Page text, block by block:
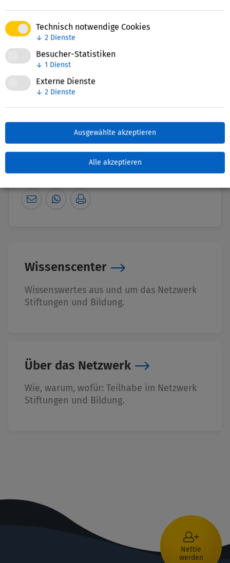
Technisch notwendige Cookies
↓ 2 Dienste
Besucher-Statistiken
↓ 1 Dienst
Externe Dienste
↓ 2 Dienste
Ausgewählte akzeptieren
Alle akzeptieren
Akzeptieren
Nettie-Finder
Zuletzt bearbeitet: 04. November 2025
Wissenscenter
Wissenswertes aus und um das Netzwerk
Stiftungen und Bildung.
Über das Netzwerk
Wie, warum, wofür: Teilhabe im Netzwerk
Stiftungen und Bildung.
Nettie
werden